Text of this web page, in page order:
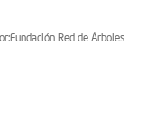
Fundación Red de Árboles